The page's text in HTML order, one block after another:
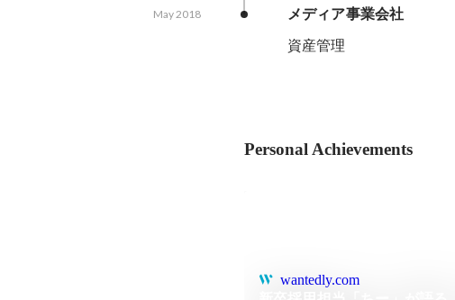
メディア事業会社
May 2018
資産管理
Personal Achievements
wantedly.com